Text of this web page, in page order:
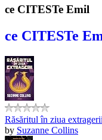
ce CITESTe Emil
ce CITESTe
Răsăritul în ziua extragerii
by Suzanne Collins